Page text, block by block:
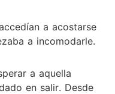
a acostarse
a incomodarle.
a aquella
en salir. Desde